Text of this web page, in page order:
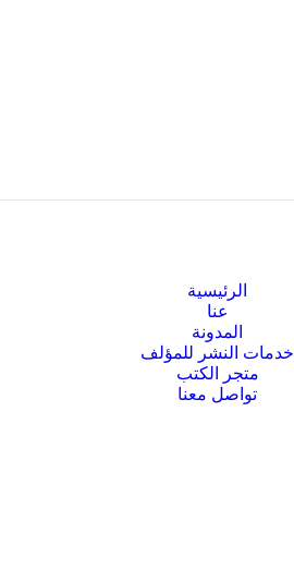
الرئيسية
عنا
المدونة
خدمات النشر للمؤلف
متجر الكتب
تواصل معنا